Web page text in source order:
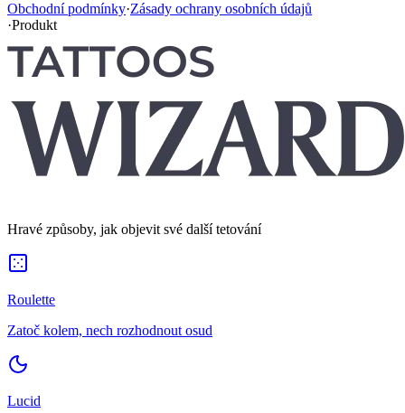
Obchodní podmínky·Zásady ochrany osobních údajů
·Produkt
Hravé způsoby, jak objevit své další tetování
Roulette
Zatoč kolem, nech rozhodnout osud
Lucid